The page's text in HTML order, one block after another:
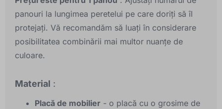
panouri la lungimea peretelui pe care doriți să îl
protejați. Vă recomandăm să luați în considerare
posibilitatea combinării mai multor nuanțe de
culoare.
Material :
Placă de mobilier - o placă cu o grosime de